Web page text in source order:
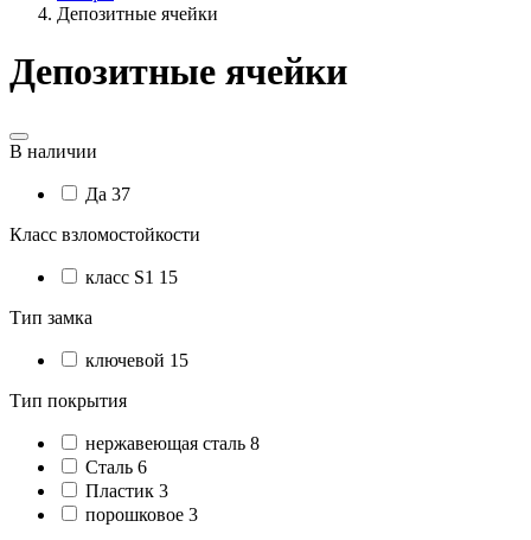
Депозитные ячейки
Депозитные ячейки
В наличии
Да 37
Класс взломостойкости
класс S1 15
Тип замка
ключевой 15
Тип покрытия
нержавеющая сталь 8
Сталь 6
Пластик 3
порошковое 3